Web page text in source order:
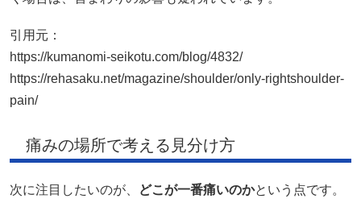
引用元：
https://kumanomi-seikotu.com/blog/4832/
https://rehasaku.net/magazine/shoulder/only-rightshoulder-
pain/
痛みの場所で考える見分け方
次に注目したいのが、 どこが一番痛いのかという点です。